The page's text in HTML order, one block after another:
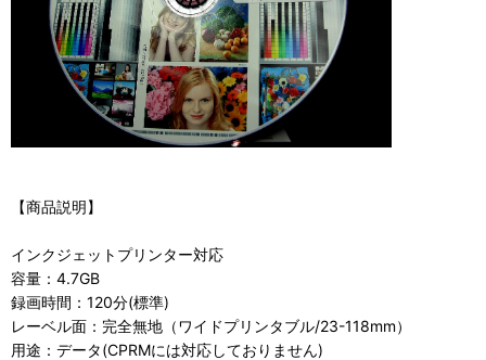
【商品説明】
インクジェットプリンター対応
容量：4.7GB
録画時間：120分(標準)
レーベル面：完全無地（ワイドプリンタブル/23-118mm）
用途：データ(CPRMには対応しておりません)